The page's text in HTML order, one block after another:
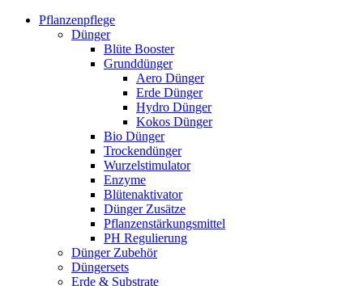
Pflanzenpflege
Dünger
Blüte Booster
Grunddünger
Aero Dünger
Erde Dünger
Hydro Dünger
Kokos Dünger
Bio Dünger
Trockendünger
Wurzelstimulator
Enzyme
Blütenaktivator
Dünger Zusätze
Pflanzenstärkungsmittel
PH Regulierung
Dünger Zubehör
Düngersets
Erde & Substrate